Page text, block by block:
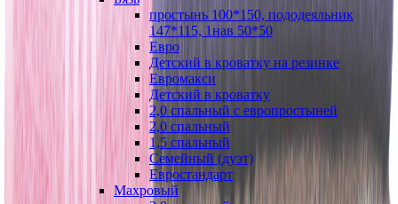
простынь 100*150, пододеяльник
147*115, 1нав 50*50
Евро
Детский в кроватку на резинке
Евромакси
Детский в кроватку
2,0 спальный с европростыней
2,0 спальный
1,5 спальный
Семейный (дуэт)
Евростандарт
Махровый